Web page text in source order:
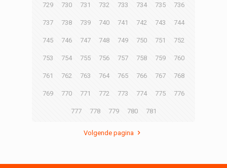
729 730 731 732 733 734 735 736
737 738 739 740 741 742 743 744
745 746 747 748 749 750 751 752
753 754 755 756 757 758 759 760
761 762 763 764 765 766 767 768
769 770 771 772 773 774 775 776
777 778 779 780 781
Volgende pagina